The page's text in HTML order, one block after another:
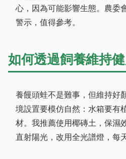
心，因為可能影響生態。農委
警示，值得參考。
如何透過飼養維持
養饅頭蛙不是難事，但維持好
境設置要模仿自然：水箱要有
材。我推薦使用椰磚土，保濕
直射陽光，改用全光譜燈，每